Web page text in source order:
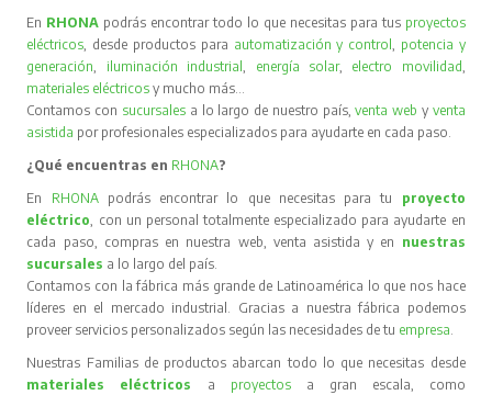
En RHONA podrás encontrar todo lo que necesitas para tus proyectos
eléctricos, desde productos para automatización y control, potencia y
generación, iluminación industrial, energía solar, electro movilidad,
materiales eléctricos y mucho más…
Contamos con sucursales a lo largo de nuestro país,venta web y venta
asistida por profesionales especializados para ayudarte en cada paso.
¿Qué encuentras en RHONA?
En RHONA podrás encontrar lo que necesitas para tu proyecto
eléctrico, con un personal totalmente especializado para ayudarte en
cada paso, compras en nuestra web, venta asistida y en nuestras
sucursales a lo largo del país.
Contamos con la fábrica más grande de Latinoamérica lo que nos hace
líderes en el mercado industrial. Gracias a nuestra fábrica podemos
proveer servicios personalizados según las necesidades de tu empresa.
Nuestras Familias de productos abarcan todo lo que necesitas desde
materiales eléctricos
a proyectos
a gran escala, como